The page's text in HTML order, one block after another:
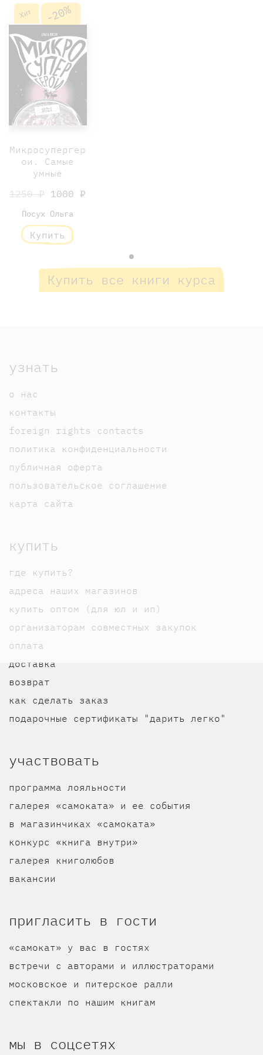
Хит -20%
Микросупергер
ои. Самые
умные
1250 ₽ 1000 ₽
Посух Ольга
Купить
Купить все книги курса
узнать
о нас
контакты
foreign rights contacts
политика конфиденциальности
публичная оферта
пользовательское соглашение
карта сайта
купить
где купить?
адреса наших магазинов
купить оптом (для юл и ип)
организаторам совместных закупок
оплата
доставка
возврат
как сделать заказ
подарочные сертификаты "дарить легко"
участвовать
программа лояльности
галерея «самоката» и ее события
в магазинчиках «самоката»
конкурс «книга внутри»
галерея книголюбов
вакансии
пригласить в гости
«самокат» у вас в гостях
встречи с авторами и иллюстраторами
московское и питерское ралли
спектакли по нашим книгам
мы в соцсетях